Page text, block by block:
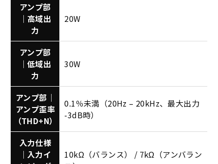
アンプ部
｜高域出
力
20W
アンプ部
｜低域出
力
30W
アンプ部｜
アンプ歪率
（THD+N）
0.1％未満（20Hz – 20kHz、最大出力
-3dB時）
入力仕様
｜入力イ
10kΩ（バランス） / 7kΩ（アンバラン